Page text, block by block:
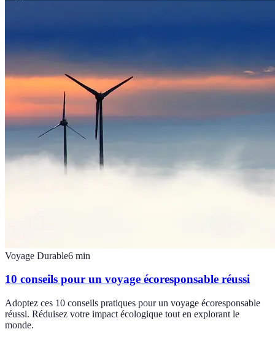
Voyage Durable6 min
10 conseils pour un voyage écoresponsable réussi
Adoptez ces 10 conseils pratiques pour un voyage écoresponsable
réussi. Réduisez votre impact écologique tout en explorant le
monde.